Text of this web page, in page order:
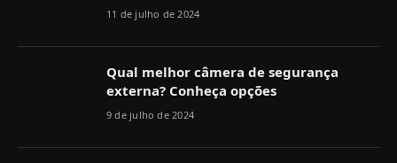
11 de julho de 2024
Qual melhor câmera de segurança
externa? Conheça opções
9 de julho de 2024